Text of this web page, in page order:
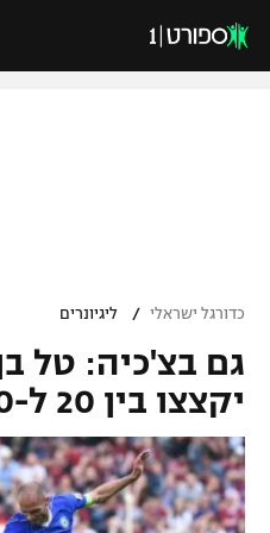
גביע הטוטו
ליגיונרים
גביע המדינה
ליגת האלופות
ליגה אירופית
ליגה אנגלית
כדורסל ישראלי
ליגת ווינר סל
ליגה לאומית
כדורסל עולמי
NBA
כדורגל ישראלי / ליגיונרים
גם בצ'כיה: טל
יקצצו בין 20 ל-30 אחוז משכרם